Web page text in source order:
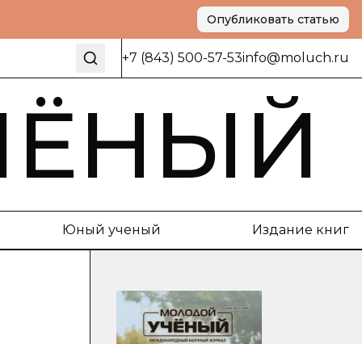
Опубликовать статью
+7 (843) 500-57-53info@moluch.ru
Юный ученый Издание книг